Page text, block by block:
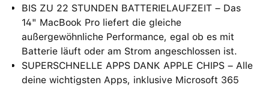
BIS ZU 22 STUNDEN BATTERIELAUFZEIT – Das
14" MacBook Pro liefert die gleiche
außergewöhnliche Performance, egal ob es mit
Batterie läuft oder am Strom angeschlossen ist.
SUPERSCHNELLE APPS DANK APPLE CHIPS – Alle
deine wichtigsten Apps, inklusive Microsoft 365